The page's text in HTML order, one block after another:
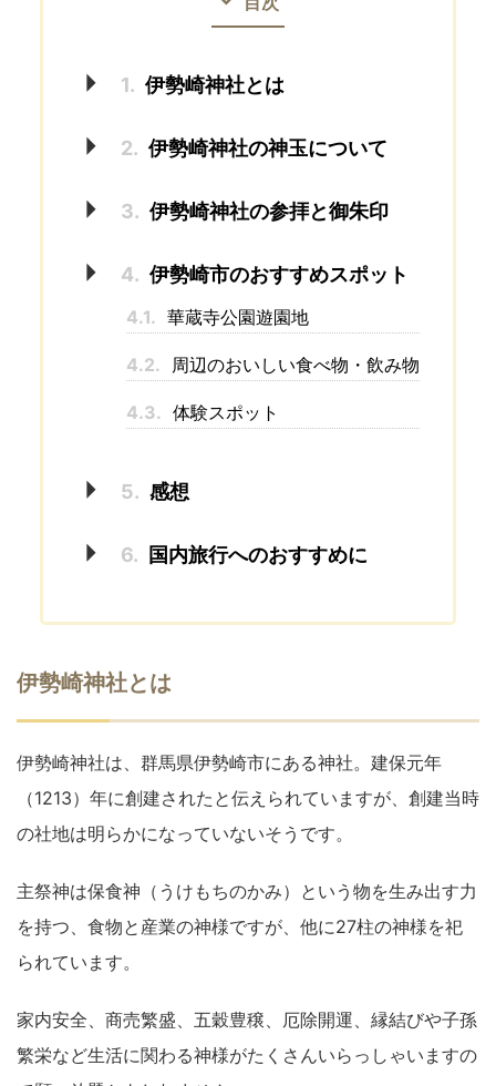
1. 伊勢崎神社とは
2. 伊勢崎神社の神玉について
3. 伊勢崎神社の参拝と御朱印
4. 伊勢崎市のおすすめスポット
4.1. 華蔵寺公園遊園地
4.2. 周辺のおいしい食べ物・飲み物
4.3. 体験スポット
5. 感想
6. 国内旅行へのおすすめに
伊勢崎神社とは
伊勢崎神社は、群馬県伊勢崎市にある神社。建保元年
（1213）年に創建されたと伝えられていますが、創建当時
の社地は明らかになっていないそうです。
主祭神は保食神（うけもちのかみ）という物を生み出す力
を持つ、食物と産業の神様ですが、他に27柱の神様を祀
られています。
家内安全、商売繁盛、五穀豊穣、厄除開運、縁結びや子孫
繁栄など生活に関わる神様がたくさんいらっしゃいますの